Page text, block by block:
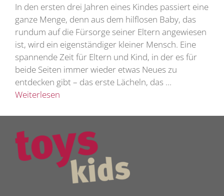
In den ersten drei Jahren eines Kindes passiert eine
ganze Menge, denn aus dem hilflosen Baby, das
rundum auf die Fürsorge seiner Eltern angewiesen
ist, wird ein eigenständiger kleiner Mensch. Eine
spannende Zeit für Eltern und Kind, in der es für
beide Seiten immer wieder etwas Neues zu
entdecken gibt – das erste Lächeln, das …
Weiterlesen